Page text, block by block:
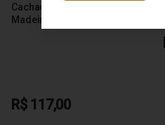
Cachaça Wille Blend 5
Madeiras Garrafa Texas 700ml
R$ 117,00